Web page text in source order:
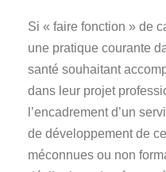
Si « faire fonction » de
une pratique courante
santé souhaitant
dans leur projet
l’encadrement d’un
de développement de
méconnues ou non